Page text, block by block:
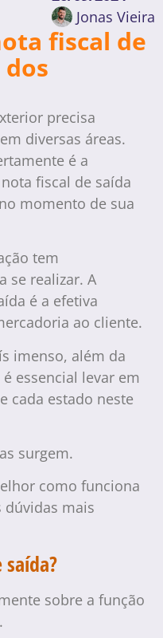
Jonas Vieira
fiscal de
precisa
diversas áreas.
é a
fiscal de saída
momento de sua
tem
se realizar. A
é a efetiva
ao cliente.
imenso, além da
essencial levar em
cada estado neste
surgem.
como funciona
dúvidas mais
saída?
sobre a função